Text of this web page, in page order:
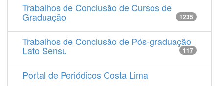
Trabalhos de Conclusão de Cursos de
Graduação 1235
Trabalhos de Conclusão de Pós-graduação
Lato Sensu 117
Portal de Periódicos Costa Lima